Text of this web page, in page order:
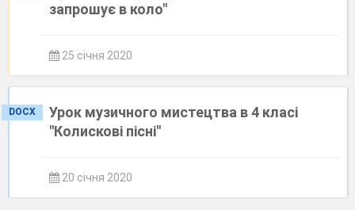
запрошує в коло"
25 січня 2020
DOCX
Урок музичного мистецтва в 4 класі
"Колискові пісні"
20 січня 2020